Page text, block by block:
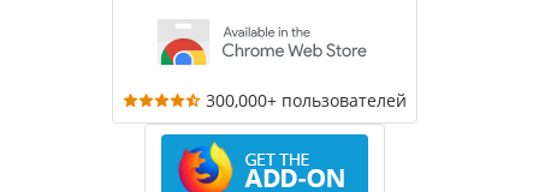
300,000+ пользователей